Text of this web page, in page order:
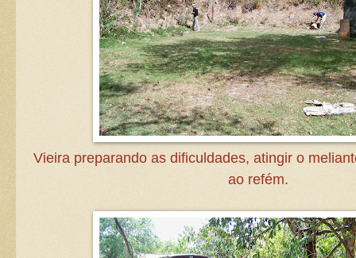
Vieira preparando as dificuldades, atingir o
ao refém.